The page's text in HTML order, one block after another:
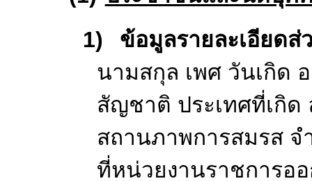
ส่วนบุคคล
เทศบาลอาจเก็บ
ข้อมูลส่วนบุคคลที่เ
สัมพันธ์ระหว่างเท
เทศบาล ประเภทข